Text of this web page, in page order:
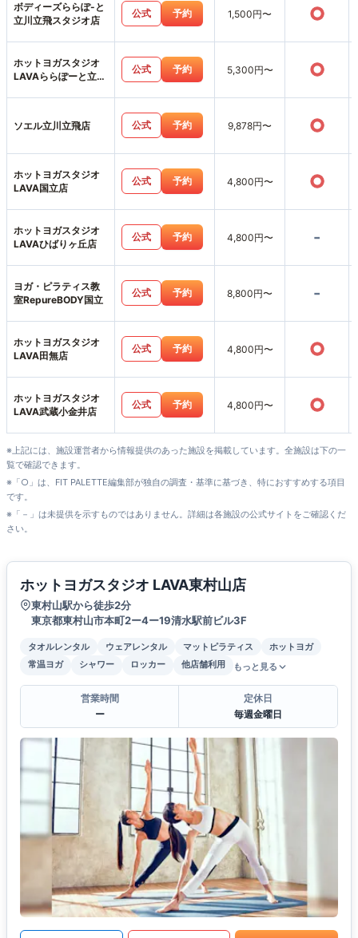
ボディーズららぽ-と
立川立飛スタジオ店
公式 予約 1,500円〜 ○
ホットヨガスタジオ
LAVAららぽーと立川
公式 予約 5,300円〜 ○
ソエル立川立飛店 公式 予約 9,878円〜 ○
ホットヨガスタジオ
LAVA国立店
公式 予約 4,800円〜 ○
ホットヨガスタジオ
LAVAひばりヶ丘店
公式 予約 4,800円〜 -
ヨガ・ピラティス教
室RepureBODY国立
公式 予約 8,800円〜 -
ホットヨガスタジオ
LAVA田無店
公式 予約 4,800円〜 ○
ホットヨガスタジオ
LAVA武蔵小金井店
公式 予約 4,800円〜 ○
※上記には、施設運営者から情報提供のあった施設を掲載しています。全施設は下の一
覧で確認できます。
※「○」は、FIT PALETTE編集部が独自の調査・基準に基づき、特におすすめする項目
です。
※「－」は未提供を示すものではありません。詳細は各施設の公式サイトをご確認くだ
さい。
ホットヨガスタジオ LAVA東村山店
東村山駅から徒歩2分
東京都東村山市本町2ー4ー19清水駅前ビル3F
タオルレンタル ウェアレンタル マットピラティス
ホットヨガ
常温ヨガ
シャワー ロッカー 他店舗利用 もっと見る
営業時間
ー
定休日
毎週金曜日